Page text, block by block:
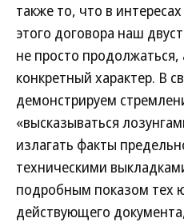
также то, что в
этого договора наш
не просто
конкретный характер. В
демонстрируем
«высказываться
излагать факты
техническими
подробным показом тех
действующего